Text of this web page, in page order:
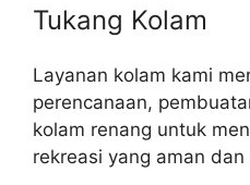
Tukang Kolam
Layanan kolam kami
perencanaan,
kolam renang untuk
rekreasi yang aman dan